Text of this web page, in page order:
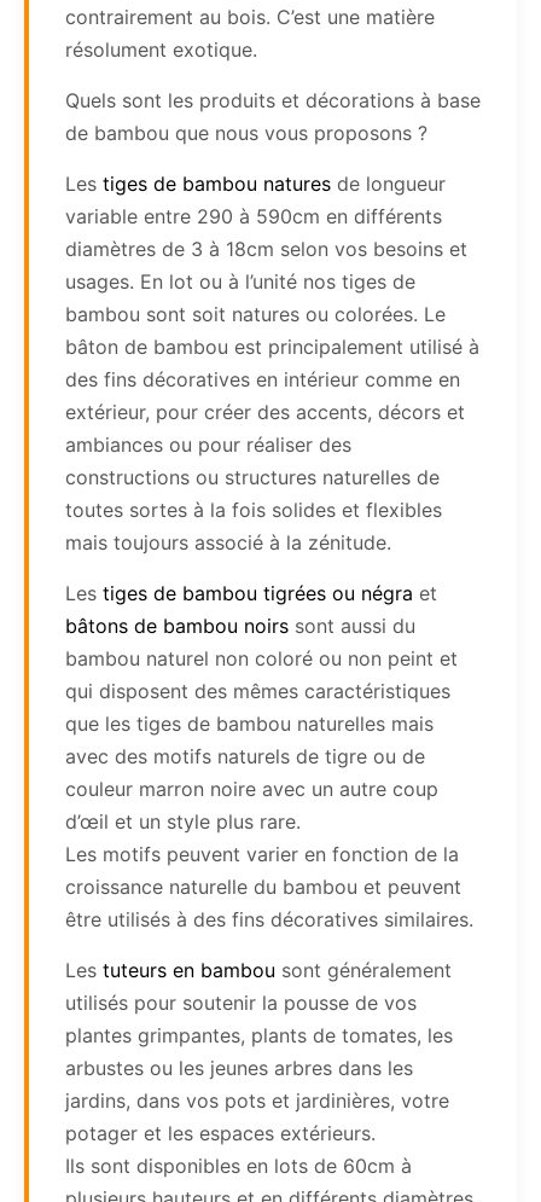
contrairement au bois. C’est une matière
résolument exotique.
Quels sont les produits et décorations à base
de bambou que nous vous proposons ?
Les tiges de bambou natures de longueur
variable entre 290 à 590cm en différents
diamètres de 3 à 18cm selon vos besoins et
usages. En lot ou à l’unité nos tiges de
bambou sont soit natures ou colorées. Le
bâton de bambou est principalement utilisé à
des fins décoratives en intérieur comme en
extérieur, pour créer des accents, décors et
ambiances ou pour réaliser des
constructions ou structures naturelles de
toutes sortes à la fois solides et flexibles
mais toujours associé à la zénitude.
Les tiges de bambou tigrées ou négra et
bâtons de bambou noirs sont aussi du
bambou naturel non coloré ou non peint et
qui disposent des mêmes caractéristiques
que les tiges de bambou naturelles mais
avec des motifs naturels de tigre ou de
couleur marron noire avec un autre coup
d’œil et un style plus rare.
Les motifs peuvent varier en fonction de la
croissance naturelle du bambou et peuvent
être utilisés à des fins décoratives similaires.
Les tuteurs en bambou sont généralement
utilisés pour soutenir la pousse de vos
plantes grimpantes, plants de tomates, les
arbustes ou les jeunes arbres dans les
jardins, dans vos pots et jardinières, votre
potager et les espaces extérieurs.
Ils sont disponibles en lots de 60cm à